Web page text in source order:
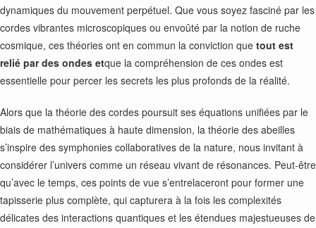
dynamiques du mouvement perpétuel. Que vous soyez fasciné par les
cordes vibrantes microscopiques ou envoûté par la notion de ruche
cosmique, ces théories ont en commun la conviction que tout est
relié par des ondes etque la compréhension de ces ondes est
essentielle pour percer les secrets les plus profonds de la réalité.
Alors que la théorie des cordes poursuit ses équations unifiées par le
biais de mathématiques à haute dimension, la théorie des abeilles
s’inspire des symphonies collaboratives de la nature, nous invitant à
considérer l’univers comme un réseau vivant de résonances. Peut-être
qu’avec le temps, ces points de vue s’entrelaceront pour former une
tapisserie plus complète, qui capturera à la fois les complexités
délicates des interactions quantiques et les étendues majestueuses de